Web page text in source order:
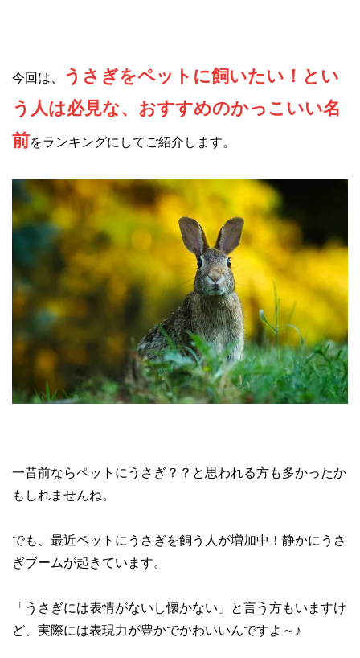
今回は、
うさぎをペットに飼いたい！とい
う人は必見な、おすすめのかっこいい名
前をランキングにしてご紹介します。
一昔前ならペットにうさぎ？？と思われる方も多かったか
もしれませんね。
でも、最近ペットにうさぎを飼う人が増加中！静かにうさ
ぎブームが起きています。
「うさぎには表情がないし懐かない」と言う方もいますけ
ど、実際には表現力が豊かでかわいいんですよ～♪